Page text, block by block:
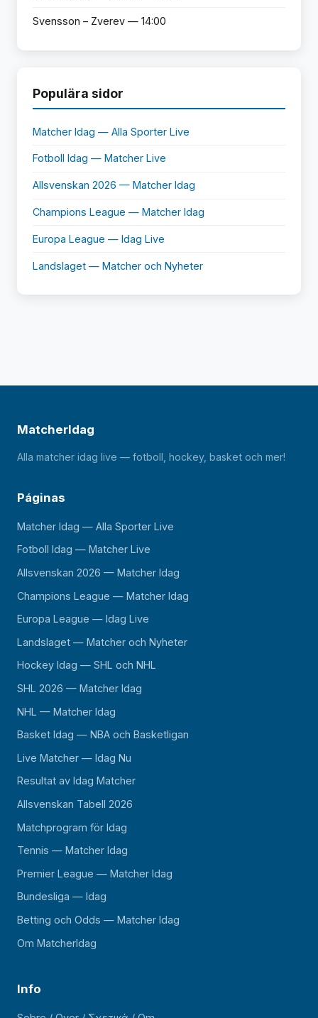
Svensson – Zverev — 14:00
Populära sidor
Matcher Idag — Alla Sporter Live
Fotboll Idag — Matcher Live
Allsvenskan 2026 — Matcher Idag
Champions League — Matcher Idag
Europa League — Idag Live
Landslaget — Matcher och Nyheter
MatcherIdag
Alla matcher idag live — fotboll, hockey, basket och mer!
Páginas
Matcher Idag — Alla Sporter Live
Fotboll Idag — Matcher Live
Allsvenskan 2026 — Matcher Idag
Champions League — Matcher Idag
Europa League — Idag Live
Landslaget — Matcher och Nyheter
Hockey Idag — SHL och NHL
SHL 2026 — Matcher Idag
NHL — Matcher Idag
Basket Idag — NBA och Basketligan
Live Matcher — Idag Nu
Resultat av Idag Matcher
Allsvenskan Tabell 2026
Matchprogram för Idag
Tennis — Matcher Idag
Premier League — Matcher Idag
Bundesliga — Idag
Betting och Odds — Matcher Idag
Om MatcherIdag
Info